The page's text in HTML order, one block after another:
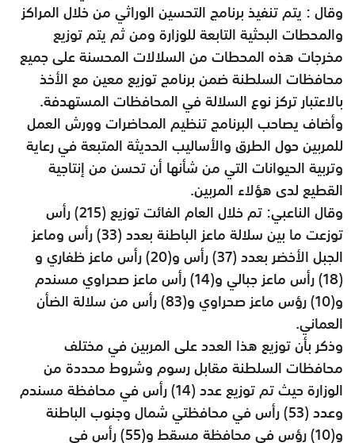
وقال : يتم تنفيذ برنامج التحسين الوراثي من خلال المراكز
والمحطات البحثية التابعة للوزارة ومن ثم يتم توزيع
مخرجات هذه المحطات من السلالات المحسنة على جميع
محافظات السلطنة ضمن برنامج توزيع معين مع الأخذ
بالاعتبار تركز نوع السلالة في المحافظات المستهدفة.
وأضاف يصاحب البرنامج تنظيم المحاضرات وورش العمل
للمربين حول الطرق والأساليب الحديثة المتبعة في رعاية
وتربية الحيوانات التي من شأنها أن تحسن من إنتاجية
القطيع لدى هؤلاء المربين.
وقال الناعبي: تم خلال العام الفائت توزيع (215) رأس
توزعت ما بين سلالة ماعز الباطنة بعدد (33) رأس وماعز
الجبل الأخضر بعدد (37) رأس و(20) رأس ماعز ظفاري و
(18) رأس ماعز جبالي و(14) رأس ماعز صحراوي مسندم
و(10) رؤس ماعز صحراوي و(83) رأس من سلالة الضأن
العماني.
وذكر بأن توزيع هذا العدد على المربين في مختلف
محافظات السلطنة مقابل رسوم وشروط محددة من
الوزارة حيث تم توزيع عدد (14) رأس في محافظة مسندم
وعدد (53) رأس في محافظتي شمال وجنوب الباطنة
و(10) رؤس في محافظة مسقط و(55) رأس في